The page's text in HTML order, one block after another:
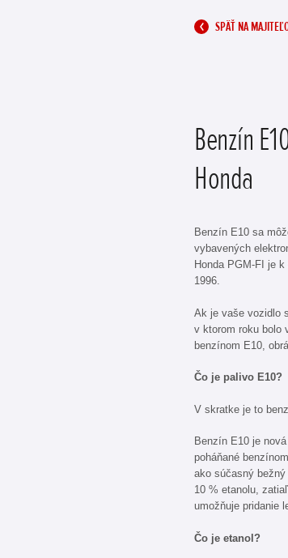
SPÄŤ NA
Benzín
Honda
Benzín E10 sa
vybavených
Honda PGM-FI je
1996.
Ak je vaše vozidlo
v ktorom roku bolo
benzínom E10,
Čo je palivo E10?
V skratke je to
Benzín E10 je
poháňané
ako súčasný
10 % etanolu,
umožňuje pridanie
Čo je etanol?